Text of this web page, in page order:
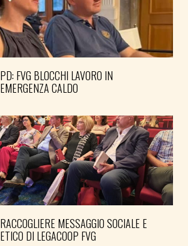
PD: FVG BLOCCHI LAVORO IN
EMERGENZA CALDO
RACCOGLIERE MESSAGGIO SOCIALE E
ETICO DI LEGACOOP FVG